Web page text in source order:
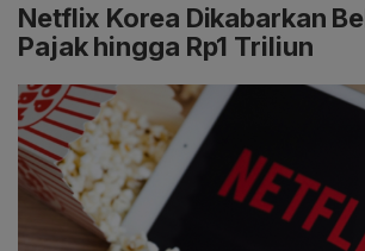
Netflix Korea Dikabarkan
Pajak hingga Rp1 Triliun